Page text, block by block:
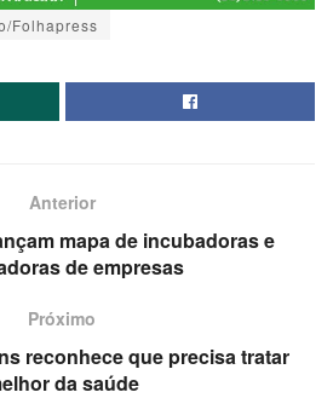
Folhapress
Anterior
mapa de incubadoras e
de empresas
Próximo
reconhece que precisa tratar
da saúde